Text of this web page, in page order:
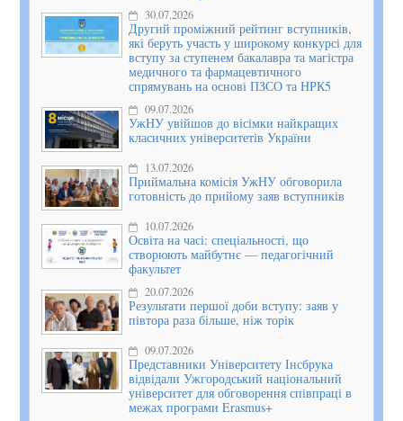
30.07.2026
Другий проміжний рейтинг вступників,
які беруть участь у широкому конкурсі для
вступу за ступенем бакалавра та магістра
медичного та фармацевтичного
спрямувань на основі ПЗСО та НРК5
09.07.2026
УжНУ увійшов до вісімки найкращих
класичних університетів України
13.07.2026
Приймальна комісія УжНУ обговорила
готовність до прийому заяв вступників
10.07.2026
Освіта на часі: спеціальності, що
створюють майбутнє — педагогічний
факультет
20.07.2026
Результати першої доби вступу: заяв у
півтора раза більше, ніж торік
09.07.2026
Представники Університету Інсбрука
відвідали Ужгородський національний
університет для обговорення співпраці в
межах програми Erasmus+